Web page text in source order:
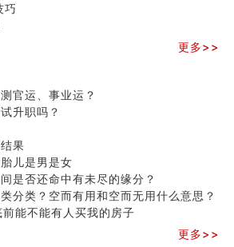
巧
更多>>
官运、事业运？
升职吗？
果
儿是男是女
是否还命中有未尽的缘分？
分类？空而有用和空而无用什么意思？
能不能有人买我的房子
更多>>